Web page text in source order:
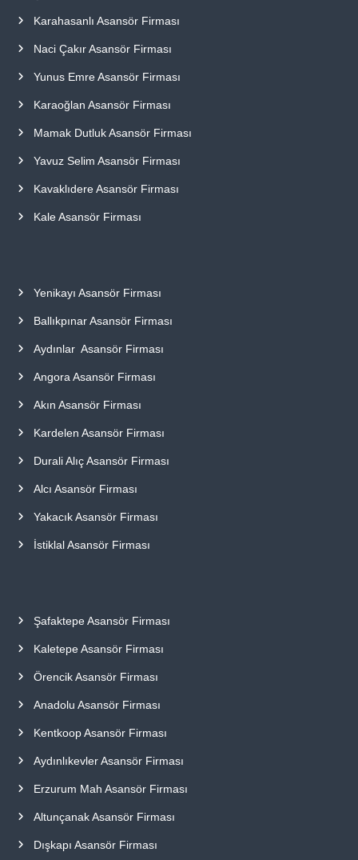
Karahasanlı Asansör Firması
Naci Çakır Asansör Firması
Yunus Emre Asansör Firması
Karaoğlan Asansör Firması
Mamak Dutluk Asansör Firması
Yavuz Selim Asansör Firması
Kavaklıdere Asansör Firması
Kale Asansör Firması
Yenikayı Asansör Firması
Ballıkpınar Asansör Firması
Aydınlar Asansör Firması
Angora Asansör Firması
Akın Asansör Firması
Kardelen Asansör Firması
Durali Alıç Asansör Firması
Alcı Asansör Firması
Yakacık Asansör Firması
İstiklal Asansör Firması
Şafaktepe Asansör Firması
Kaletepe Asansör Firması
Örencik Asansör Firması
Anadolu Asansör Firması
Kentkoop Asansör Firması
Aydınlıkevler Asansör Firması
Erzurum Mah Asansör Firması
Altunçanak Asansör Firması
Dışkapı Asansör Firması